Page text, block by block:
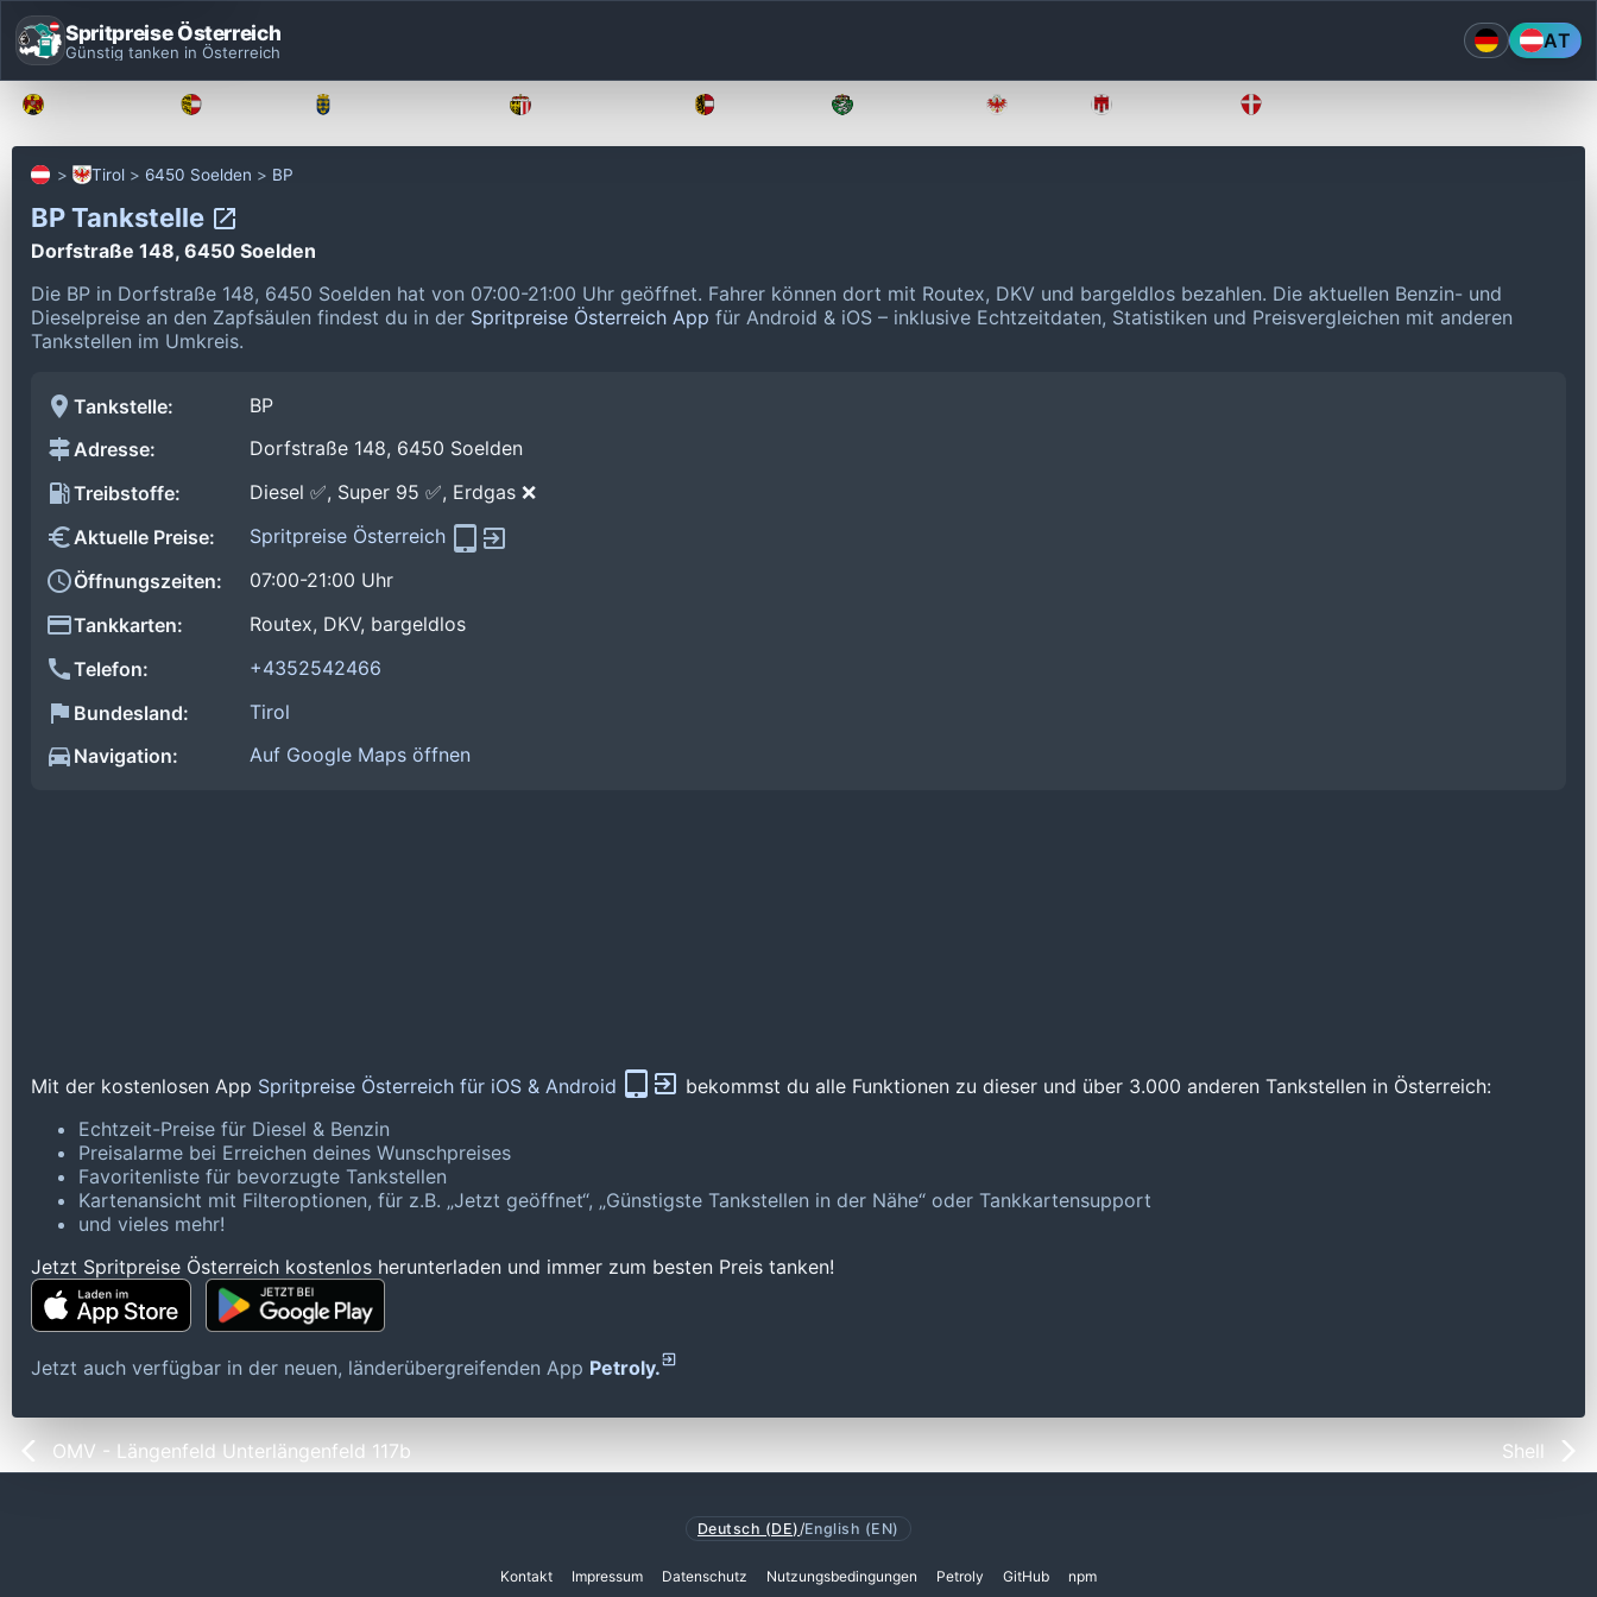
Spritpreise Österreich
Günstig tanken in Österreich AT
Tirol 6450 Soelden BP
BP Tankstelle
Dorfstraße 148, 6450 Soelden
Die BP in Dorfstraße 148, 6450 Soelden hat von 07:00-21:00 Uhr geöffnet. Fahrer können dort mit Routex, DKV und bargeldlos bezahlen. Die aktuellen Benzin- und
Dieselpreise an den Zapfsäulen findest du in der Spritpreise Österreich App für Android & iOS – inklusive Echtzeitdaten, Statistiken und Preisvergleichen mit anderen
Tankstellen im Umkreis.
Tankstelle:
BP
Adresse:
Dorfstraße 148, 6450 Soelden
Treibstoffe:
Diesel ✅, Super 95 ✅, Erdgas ❌
Aktuelle Preise:
Spritpreise Österreich
Öffnungszeiten:
07:00-21:00 Uhr
Tankkarten:
Routex, DKV, bargeldlos
Telefon:
+4352542466
Bundesland:
Tirol
Navigation:
Auf Google Maps öffnen
Mit der kostenlosen App Spritpreise Österreich für iOS & Android
bekommst du alle Funktionen zu dieser und über 3.000 anderen Tankstellen in Österreich:
Echtzeit-Preise für Diesel & Benzin
Preisalarme bei Erreichen deines Wunschpreises
Favoritenliste für bevorzugte Tankstellen
Kartenansicht mit Filteroptionen, für z.B. „Jetzt geöffnet“, „Günstigste Tankstellen in der Nähe“ oder Tankkartensupport
und vieles mehr!
Jetzt Spritpreise Österreich kostenlos herunterladen und immer zum besten Preis tanken!
Jetzt auch verfügbar in der neuen, länderübergreifenden App Petroly.
OMV - Längenfeld Unterlängenfeld 117b Shell
Deutsch (DE) /English (EN)
Kontakt Impressum Datenschutz Nutzungsbedingungen Petroly GitHub npm